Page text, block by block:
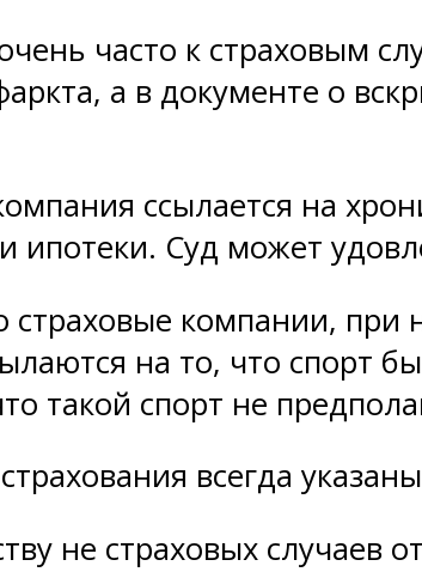
часто к страховым
а в документе о
ссылается на
ипотеки. Суд может
страховые компании, при
на то, что спорт
такой спорт не
всегда
не страховых случаев